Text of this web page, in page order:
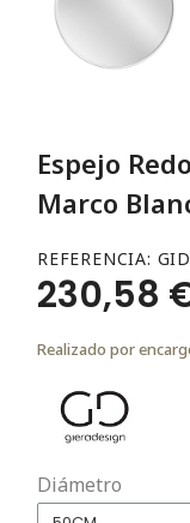
Espejo
Marco
REFERENCIA
230,58
Realizado por
Diámetro